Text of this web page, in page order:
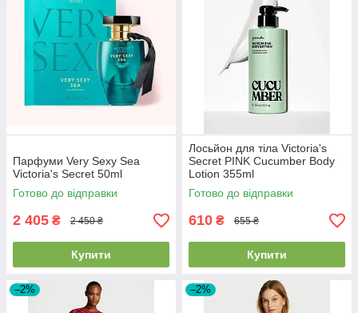
Парфуми Very Sexy Sea
Victoria's Secret 50ml
Готово до відправки
2 405 ₴ 2 450 ₴
Купити
Лосьйон для тіла Victoria's
Secret PINK Cucumber Body
Lotion 355ml
Готово до відправки
610 ₴ 655 ₴
Купити
–2% –2%